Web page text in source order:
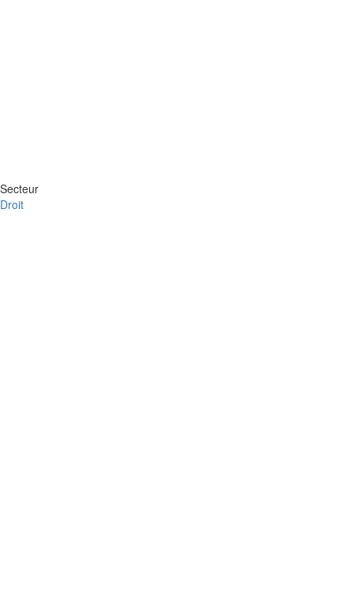
Secteur
Droit